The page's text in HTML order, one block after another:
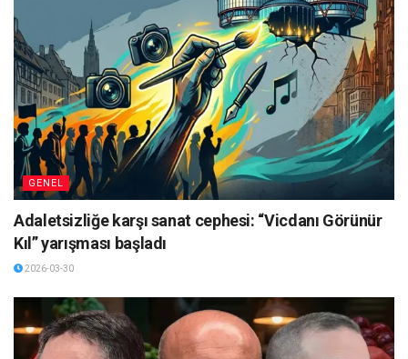
GENEL
Adaletsizliğe karşı sanat cephesi: “Vicdanı Görünür
Kıl” yarışması başladı
2026-03-30